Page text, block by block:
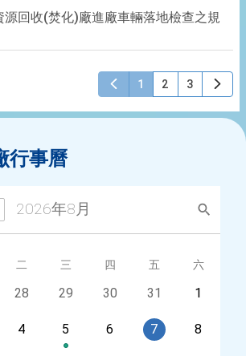
源回收(焚化)廠進廠車輛落地檢查之規
1 2 3
行事曆
2026年8月
星期
二 星期
三 星期
四 星期
五 星期
六
今天
28 今天
29 今天
30 今天
31 今天
1
今天
4 今天
5 今天
6 今天
7 今天
8